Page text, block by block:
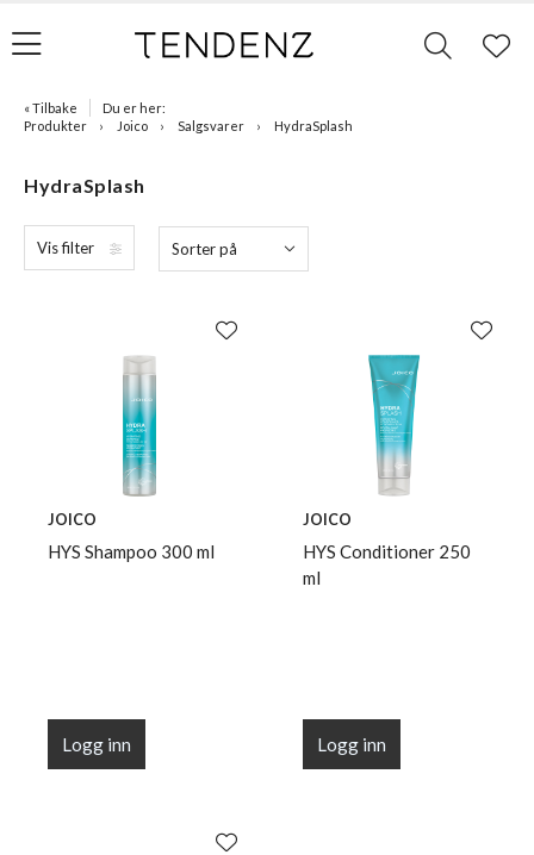
« Tilbake
Du er her:
Produkter
Joico Salgsvarer HydraSplash
HydraSplash
Vis filter Sorter på
JOICO
HYS Shampoo 300 ml
Logg inn
JOICO
HYS Conditioner 250
ml
Logg inn